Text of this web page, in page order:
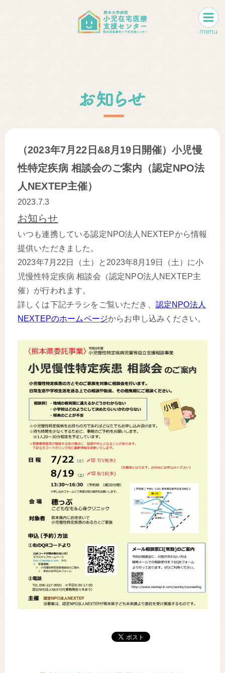
（2023年7月22日&8月19日開催）小児慢
性特定疾病 相談会のご案内（認定NPO法
人NEXTEP主催）
2023.7.3
お知らせ
いつも連携している認定NPO法人NEXTEPから情報
提供いただきました。
2023年7月22日（土）と2023年8月19日（土）に小
児慢性特定疾病 相談会（認定NPO法人NEXTEP主
催）が行われます。
詳しくは下記チラシをご覧いただき、 認定NPO法人
NEXTEPのホームページからお申し込みください。